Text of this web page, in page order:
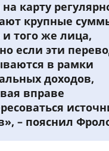
карту
крупные
и того же лица,
если эти
в рамки
доходов,
вправе
– пояснил